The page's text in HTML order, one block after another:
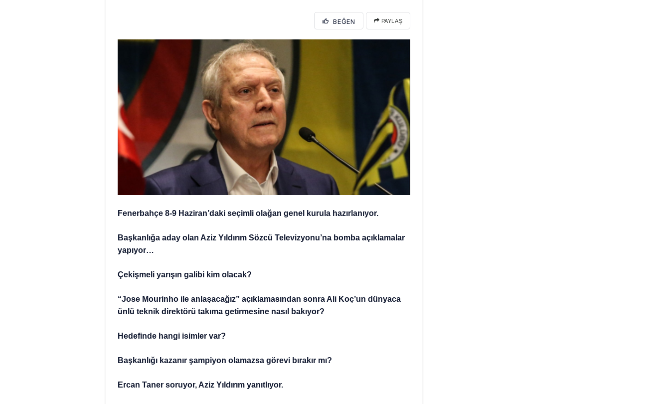
BEĞEN PAYLAŞ
Fenerbahçe 8-9 Haziran’daki seçimli olağan genel kurula hazırlanıyor.
Başkanlığa aday olan Aziz Yıldırım Sözcü Televizyonu’na bomba açıklamalar
yapıyor…
Çekişmeli yarışın galibi kim olacak?
“Jose Mourinho ile anlaşacağız” açıklamasından sonra Ali Koç’un dünyaca
ünlü teknik direktörü takıma getirmesine nasıl bakıyor?
Hedefinde hangi isimler var?
Başkanlığı kazanır şampiyon olamazsa görevi bırakır mı?
Ercan Taner soruyor, Aziz Yıldırım yanıtlıyor.